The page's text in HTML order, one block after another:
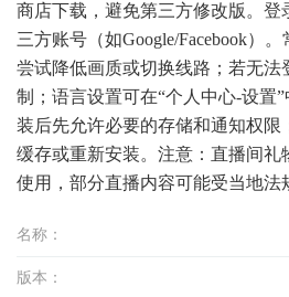
商店下载，避免第三方修改版。登
三方账号（如Google/Facebook）
尝试降低画质或切换线路；若无法
制；语言设置可在“个人中心-设置
装后先允许必要的存储和通知权限
缓存或重新安装。注意：直播间礼
使用，部分直播内容可能受当地法
名称：
版本：